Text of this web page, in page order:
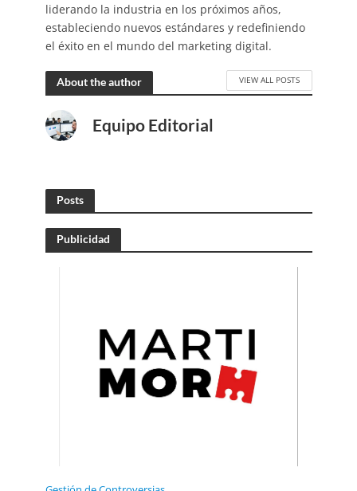
liderando la industria en los próximos años,
estableciendo nuevos estándares y redefiniendo
el éxito en el mundo del marketing digital.
About the author VIEW ALL POSTS
Equipo Editorial
Posts
Publicidad